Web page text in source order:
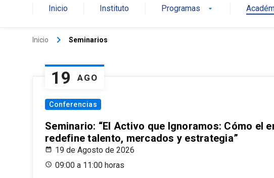
Inicio Instituto Programas arrow_drop_down
Inicio keyboard_arrow_right Seminarios
19 AGO
Conferencias
Seminario: “El Activo que Ignoramos: Cómo el
redefine talento, mercados y estrategia”
19 de Agosto de 2026
09:00 a 11:00 horas